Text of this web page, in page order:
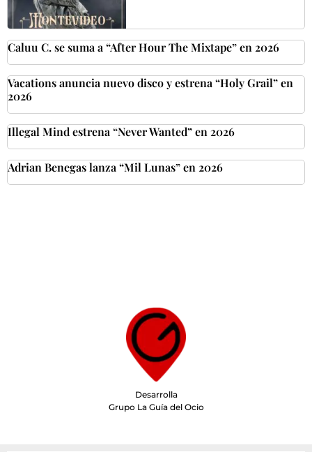
Caluu C. se suma a “After Hour The Mixtape” en 2026
Vacations anuncia nuevo disco y estrena “Holy Grail” en
2026
Illegal Mind estrena “Never Wanted” en 2026
Adrian Benegas lanza “Mil Lunas” en 2026
Desarrolla
Grupo La Guía del Ocio